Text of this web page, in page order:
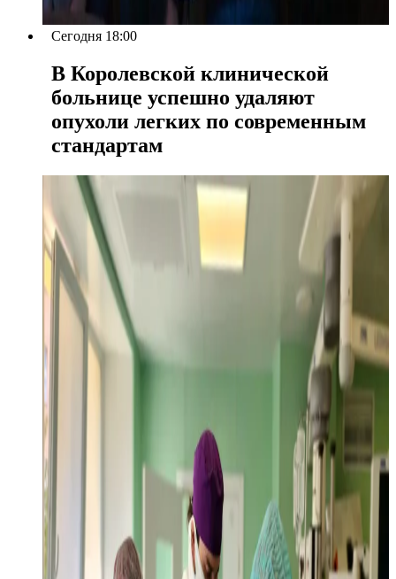
Сегодня 18:00
В Королевской клинической
больнице успешно удаляют
опухоли легких по современным
стандартам